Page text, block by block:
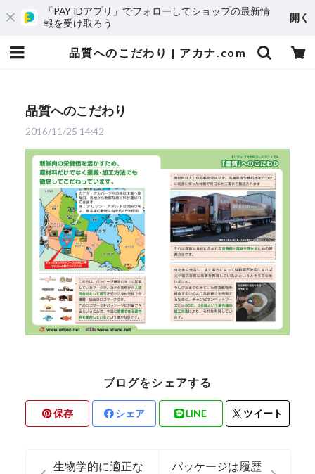
「PAY IDアプリ」でフォローしてショップの最新情
報を受け取ろう
開く
品質へのこだわり | アカナ.com
品質へのこだわり
2016/11/25 14:42
ブログをシェアする
保存 シェア LINE ツイート
生物学的に適正な
パッケージは履歴